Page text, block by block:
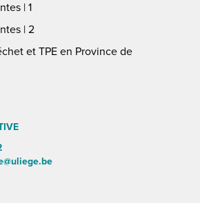
| 1
| 2
et TPE en Province de